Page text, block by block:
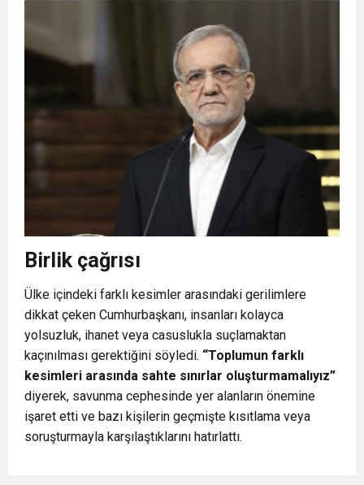
Birlik çağrısı
Ülke içindeki farklı kesimler arasındaki gerilimlere
dikkat çeken Cumhurbaşkanı, insanları kolayca
yolsuzluk, ihanet veya casuslukla suçlamaktan
kaçınılması gerektiğini söyledi. “Toplumun farklı
kesimleri arasında sahte sınırlar oluşturmamalıyız”
diyerek, savunma cephesinde yer alanların önemine
işaret etti ve bazı kişilerin geçmişte kısıtlama veya
soruşturmayla karşılaştıklarını hatırlattı.